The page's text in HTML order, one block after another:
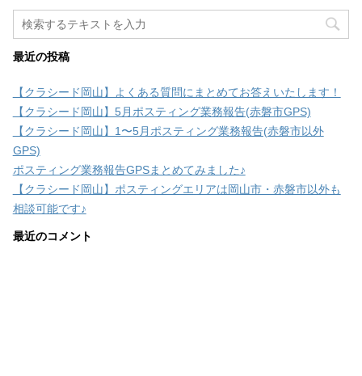
最近の投稿
【クラシード岡山】よくある質問にまとめてお答えいたします！
【クラシード岡山】5月ポスティング業務報告(赤磐市GPS)
【クラシード岡山】1〜5月ポスティング業務報告(赤磐市以外
GPS)
ポスティング業務報告GPSまとめてみました♪
【クラシード岡山】ポスティングエリアは岡山市・赤磐市以外も
相談可能です♪
最近のコメント